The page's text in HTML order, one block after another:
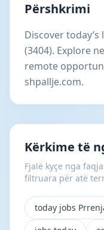
Përshkrimi
Discover
(3404). Explore
remote
shpallje.com.
Kërkime të
Fjalë kyçe nga
filtruara për atë
today jobs